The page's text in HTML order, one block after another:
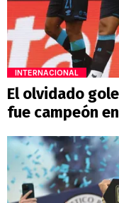
INTERNACIONAL
El olvidado
fue campeón